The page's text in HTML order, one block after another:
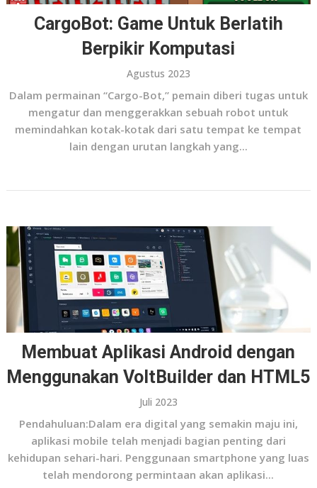
CargoBot: Game Untuk Berlatih
Berpikir Komputasi
Agustus 2023
Dalam permainan “Cargo-Bot,” pemain diberi tugas untuk
mengatur dan menggerakkan sebuah robot untuk
memindahkan kotak-kotak dari satu tempat ke tempat
lain dengan urutan langkah yang...
Membuat Aplikasi Android dengan
Menggunakan VoltBuilder dan HTML5
Juli 2023
Pendahuluan:Dalam era digital yang semakin maju ini,
aplikasi mobile telah menjadi bagian penting dari
kehidupan sehari-hari. Penggunaan smartphone yang luas
telah mendorong permintaan akan aplikasi...